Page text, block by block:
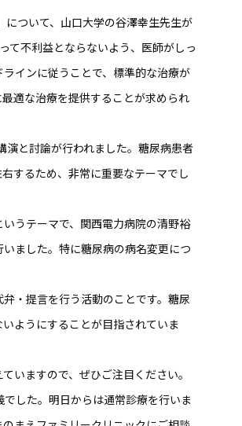
ついて、山口大学の谷澤幸生先生が
て不利益とならないよう、医師がしっ
インに従うことで、標準的な治療が
適な治療を提供することが求められ
と討論が行われました。糖尿病患者
するため、非常に重要なテーマでし
うテーマで、関西電力病院の清野裕
ました。特に糖尿病の病名変更につ
・提言を行う活動のことです。糖尿
ようにすることが目指されていま
いますので、ぜひご注目ください。
した。明日からは通常診療を行いま